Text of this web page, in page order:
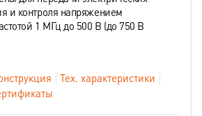
и контроля напряжением
1 МГц до 500 В (до 750 В
Тех. характеристики